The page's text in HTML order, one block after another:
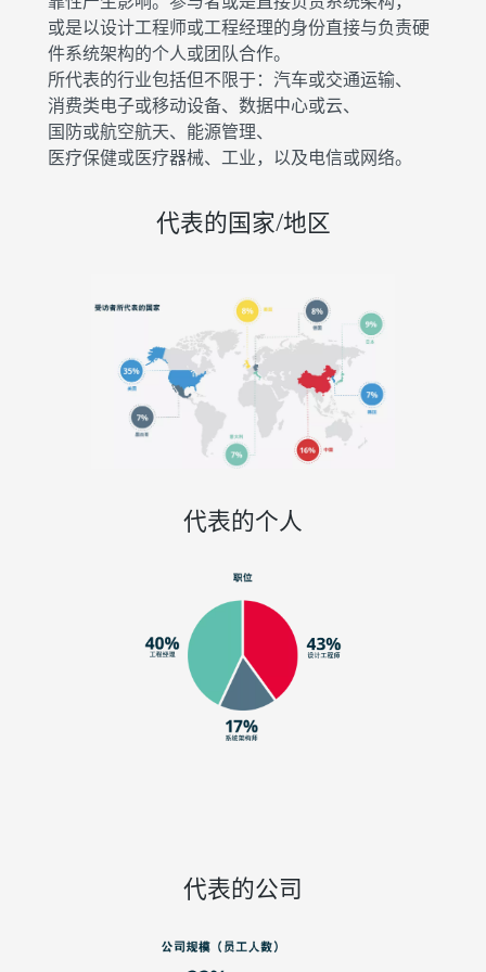
或是以设计工程师或工程经理的身份直接与负责硬
件系统架构的个人或团队合作。
所代表的行业包括但不限于：汽车或交通运输、
消费类电子或移动设备、数据中心或云、
国防或航空航天、能源管理、
医疗保健或医疗器械、工业，以及电信或网络。
代表的国家/地区
代表的个人
代表的公司